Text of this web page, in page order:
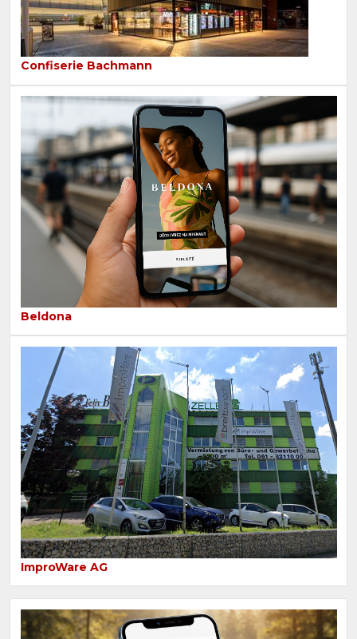
Confiserie Bachmann
Beldona
ImproWare AG